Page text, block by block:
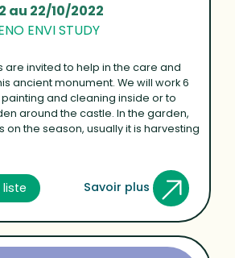
au 22/10/2022
ENVI STUDY
are invited to help in the care and
ancient monument. We will work 6
and cleaning inside or to
around the castle. In the garden,
on the season, usually it is harvesting
Savoir plus